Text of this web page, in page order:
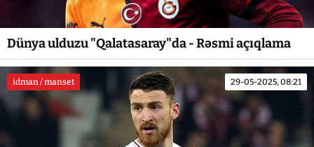
Dünya ulduzu "Qalatasaray"da - Rəsmi açıqlama
idman / manset 29-05-2025, 08:21